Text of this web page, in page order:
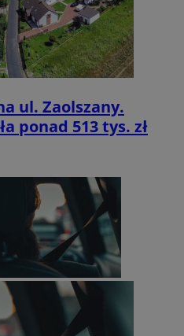
ul. Zaolszany.
ponad 513 tys. zł